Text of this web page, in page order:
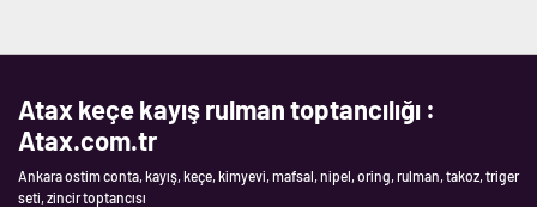
Atax keçe kayış rulman toptancılığı :
Atax.com.tr
Ankara ostim conta, kayış, keçe, kimyevi, mafsal, nipel, oring, rulman, takoz, triger
seti, zincir toptancısı